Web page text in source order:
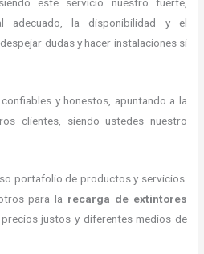
adecuado, la disponibilidad y el
dudas y hacer instalaciones si
y honestos, apuntando a la
clientes, siendo ustedes nuestro
portafolio de productos y servicios.
para la recarga de extintores
, precios justos y diferentes medios de